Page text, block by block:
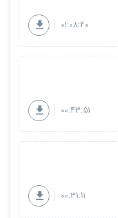
01:08:40
00:43:51
00:31:11